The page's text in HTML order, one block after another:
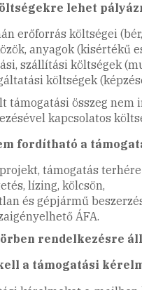
lehet
erőforrás költségei
anyagok (kisértékű
szállítási költségek
költségek
támogatási összeg
kapcsolatos
fordítható a
támogatás
lízing, kölcsön,
és gépjármű
ÁFA.
rendelkezésre
a támogatási